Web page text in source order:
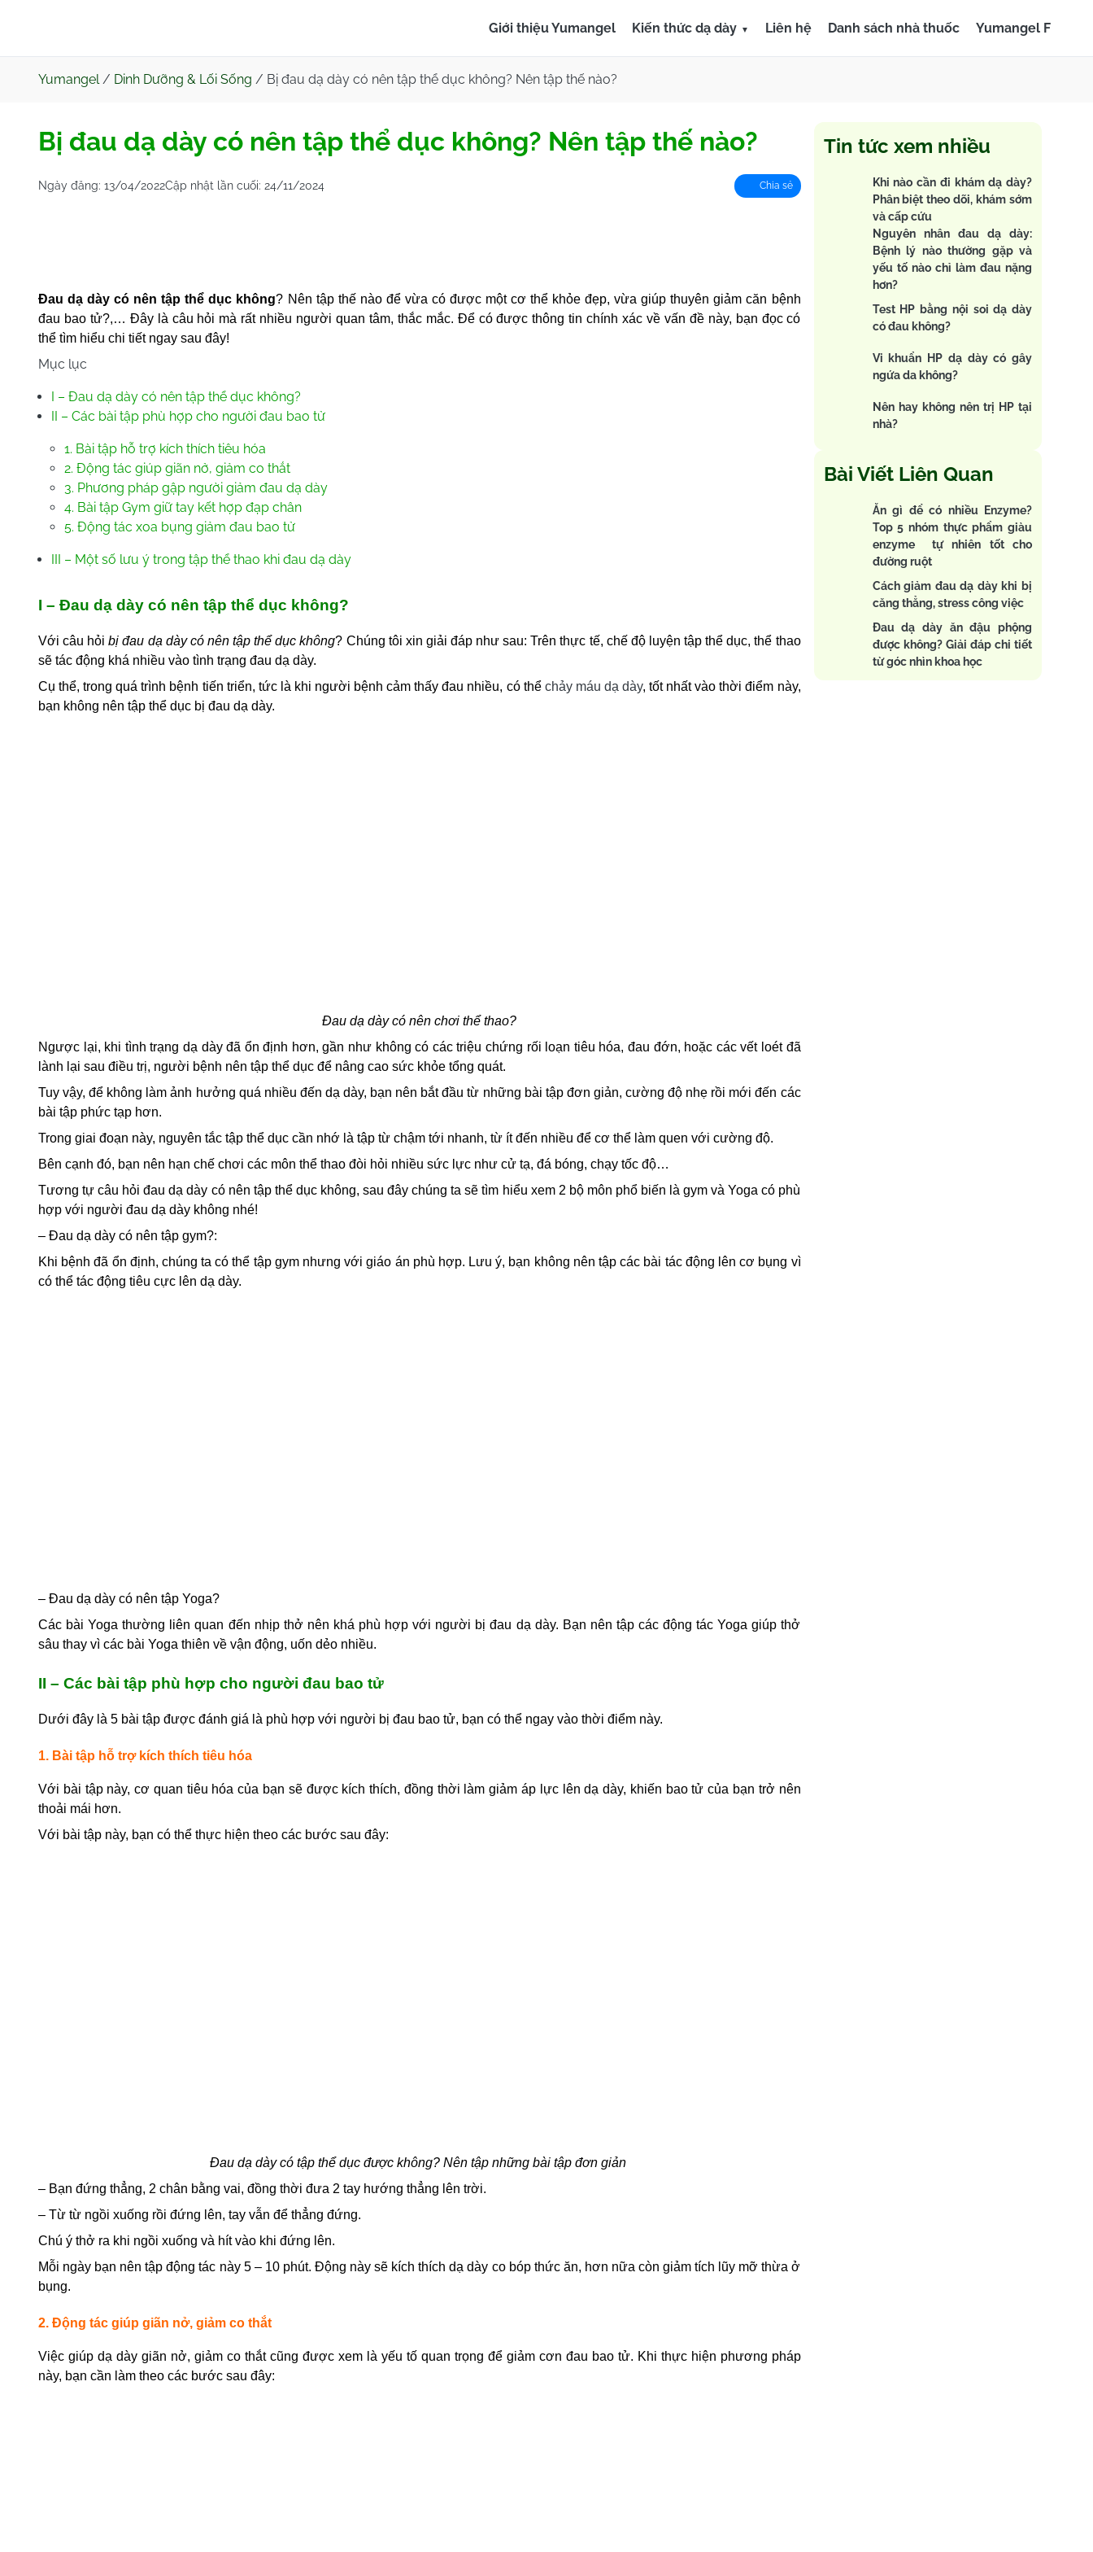
Giới thiệu Yumangel Kiến thức dạ dày Liên hệ Danh sách nhà thuốc Yumangel F
Yumangel/ Dinh Dưỡng & Lối Sống / Bị đau dạ dày có nên tập thể dục không? Nên tập thế nào?
Bị đau dạ dày có nên tập thể dục không? Nên tập thế nào?
Ngày đăng: 13/04/2022Cập nhật lần cuối: 24/11/2024 Chia sẻ
Đau dạ dày có nên tập thể dục không? Nên tập thế nào để vừa có được một cơ thể khỏe đẹp, vừa giúp thuyên giảm căn bệnh
đau bao tử?,… Đây là câu hỏi mà rất nhiều người quan tâm, thắc mắc. Để có được thông tin chính xác về vấn đề này, bạn đọc có
thể tìm hiểu chi tiết ngay sau đây!
Mục lục
I – Đau dạ dày có nên tập thể dục không?
II – Các bài tập phù hợp cho người đau bao tử
1. Bài tập hỗ trợ kích thích tiêu hóa
2. Động tác giúp giãn nở, giảm co thắt
3. Phương pháp gập người giảm đau dạ dày
4. Bài tập Gym giữ tay kết hợp đạp chân
5. Động tác xoa bụng giảm đau bao tử
III – Một số lưu ý trong tập thể thao khi đau dạ dày
I – Đau dạ dày có nên tập thể dục không?
Với câu hỏibị đau dạ dày có nên tập thể dục không? Chúng tôi xin giải đáp như sau: Trên thực tế, chế độ luyện tập thể dục, thể thao
sẽ tác động khá nhiều vào tình trạng đau dạ dày.
Cụ thể, trong quá trình bệnh tiến triển, tức là khi người bệnh cảm thấy đau nhiều, có thể chảy máu dạ dày, tốt nhất vào thời điểm này,
bạn không nên tập thể dục bị đau dạ dày.
Đau dạ dày có nên chơi thể thao?
Ngược lại, khi tình trạng dạ dày đã ổn định hơn, gần như không có các triệu chứng rối loạn tiêu hóa, đau đớn, hoặc các vết loét đã
lành lại sau điều trị, người bệnh nên tập thể dục để nâng cao sức khỏe tổng quát.
Tuy vậy, để không làm ảnh hưởng quá nhiều đến dạ dày, bạn nên bắt đầu từ những bài tập đơn giản, cường độ nhẹ rồi mới đến các
bài tập phức tạp hơn.
Trong giai đoạn này, nguyên tắc tập thể dục cần nhớ là tập từ chậm tới nhanh, từ ít đến nhiều để cơ thể làm quen với cường độ.
Bên cạnh đó, bạn nên hạn chế chơi các môn thể thao đòi hỏi nhiều sức lực như cử tạ, đá bóng, chạy tốc độ…
Tương tự câu hỏi đau dạ dày có nên tập thể dục không, sau đây chúng ta sẽ tìm hiểu xem 2 bộ môn phổ biến là gym và Yoga có phù
hợp với người đau dạ dày không nhé!
– Đau dạ dày có nên tập gym?:
Khi bệnh đã ổn định, chúng ta có thể tập gym nhưng với giáo án phù hợp. Lưu ý, bạn không nên tập các bài tác động lên cơ bụng vì
có thể tác động tiêu cực lên dạ dày.
– Đau dạ dày có nên tập Yoga?
Các bài Yoga thường liên quan đến nhịp thở nên khá phù hợp với người bị đau dạ dày. Bạn nên tập các động tác Yoga giúp thở
sâu thay vì các bài Yoga thiên về vận động, uốn dẻo nhiều.
II – Các bài tập phù hợp cho người đau bao tử
Dưới đây là 5 bài tập được đánh giá là phù hợp với người bị đau bao tử, bạn có thể ngay vào thời điểm này.
1. Bài tập hỗ trợ kích thích tiêu hóa
Với bài tập này, cơ quan tiêu hóa của bạn sẽ được kích thích, đồng thời làm giảm áp lực lên dạ dày, khiến bao tử của bạn trở nên
thoải mái hơn.
Với bài tập này, bạn có thể thực hiện theo các bước sau đây:
Đau dạ dày có tập thể dục được không? Nên tập những bài tập đơn giản
– Bạn đứng thẳng, 2 chân bằng vai, đồng thời đưa 2 tay hướng thẳng lên trời.
– Từ từ ngồi xuống rồi đứng lên, tay vẫn để thẳng đứng.
Chú ý thở ra khi ngồi xuống và hít vào khi đứng lên.
Mỗi ngày bạn nên tập động tác này 5 – 10 phút. Động này sẽ kích thích dạ dày co bóp thức ăn, hơn nữa còn giảm tích lũy mỡ thừa ở
bụng.
2. Động tác giúp giãn nở, giảm co thắt
Việc giúp dạ dày giãn nở, giảm co thắt cũng được xem là yếu tố quan trọng để giảm cơn đau bao tử. Khi thực hiện phương pháp
này, bạn cần làm theo các bước sau đây:
Tin tức xem nhiều
Khi nào cần đi khám dạ dày?
Phân biệt theo dõi, khám sớm
và cấp cứu
Nguyên nhân đau dạ dày:
Bệnh lý nào thường gặp và
yếu tố nào chỉ làm đau nặng
hơn?
Test HP bằng nội soi dạ dày
có đau không?
Vi khuẩn HP dạ dày có gây
ngứa da không?
Nên hay không nên trị HP tại
nhà?
Bài Viết Liên Quan
Ăn gì để có nhiều Enzyme?
Top 5 nhóm thực phẩm giàu
enzyme tự nhiên tốt cho
đường ruột
Cách giảm đau dạ dày khi bị
căng thẳng, stress công việc
Đau dạ dày ăn đậu phộng
được không? Giải đáp chi tiết
từ góc nhìn khoa học